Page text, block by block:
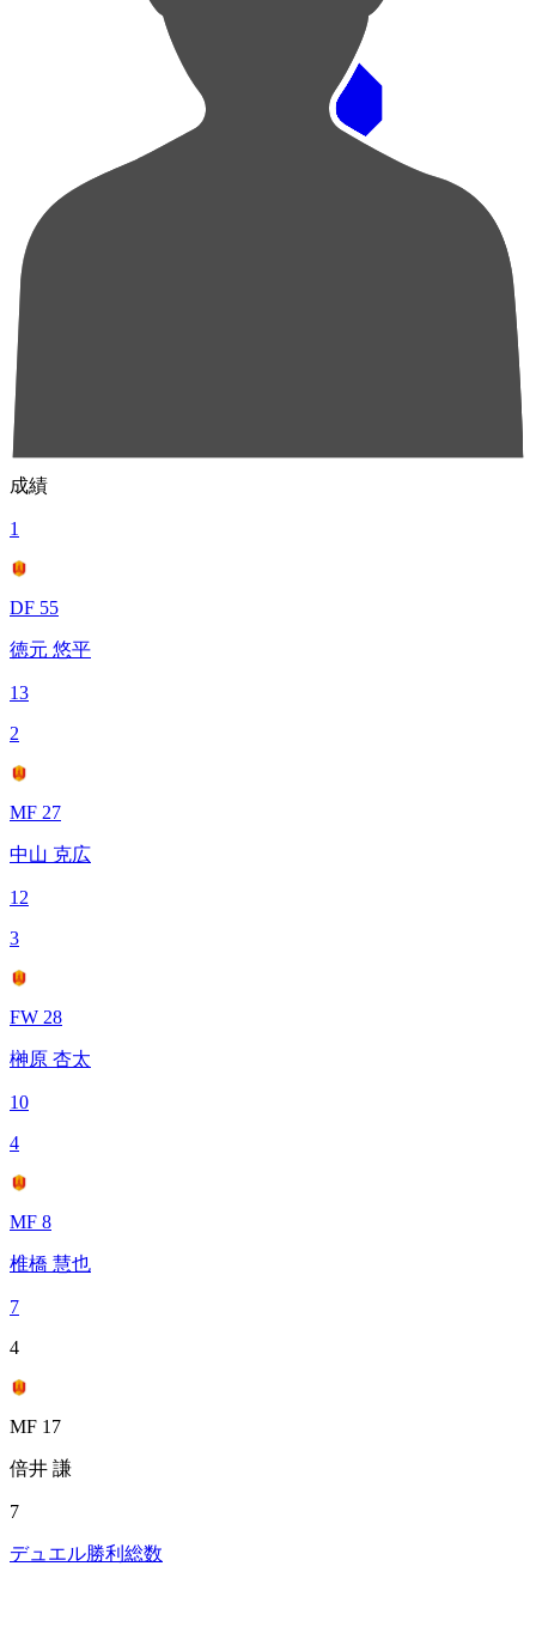
順位
選手名
成績
1
DF 55
徳元 悠平
13
2
MF 27
中山 克広
12
3
FW 28
榊原 杏太
10
4
MF 8
椎橋 慧也
7
4
MF 17
倍井 謙
7
デュエル勝利総数